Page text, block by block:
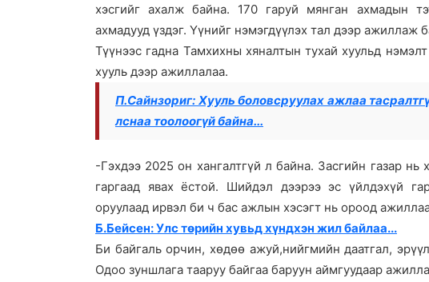
хэсгийг ахалж байна. 170 гаруй мянган ахмадын
ахмадууд үздэг. Үүнийг нэмэгдүүлэх тал дээр ажиллаж
Түүнээс гадна Тамхихны хяналтын тухай хуульд
хууль дээр ажиллалаа.
П.Сайнзориг: Хууль боловсруулах ажлаа
лснаа тоолоогүй байна...
-Гэхдээ 2025 он хангалтгүй л байна. Засгийн газар
гаргаад явах ёстой. Шийдэл дээрээ эс үйлдэхүй
оруулаад ирвэл би ч бас ажлын хэсэгт нь ороод
Б.Бейсен: Улс төрийн хувьд хүндхэн жил байлаа...
Би байгаль орчин, хөдөө ажуй,нийгмийн даатгал,
Одоо зуншлага тааруу байгаа баруун аймгуудаар